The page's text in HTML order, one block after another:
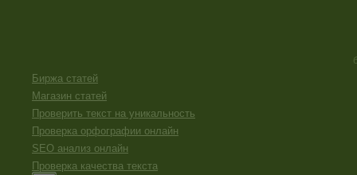
Биржа статей
Магазин статей
Проверить текст на уникальность
Проверка орфографии онлайн
SEO анализ онлайн
Проверка качества текста